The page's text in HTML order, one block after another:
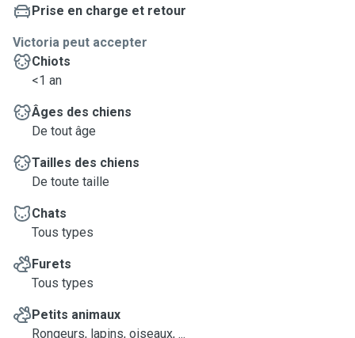
Prise en charge et retour
Victoria peut accepter
Chiots
<1 an
Âges des chiens
De tout âge
Tailles des chiens
De toute taille
Chats
Tous types
Furets
Tous types
Petits animaux
Rongeurs, lapins, oiseaux, ...